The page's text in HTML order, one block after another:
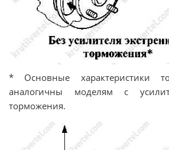
* Основные характеристики
аналогичны моделям с
торможения.